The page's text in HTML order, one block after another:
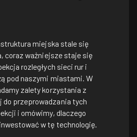
miejska stale się
coraz ważniejsze staje się
rozległych sieci rur i
pod naszymi miastami. W
zalety korzystania z
do przeprowadzania tych
i omówimy, dlaczego
w tę technologię.